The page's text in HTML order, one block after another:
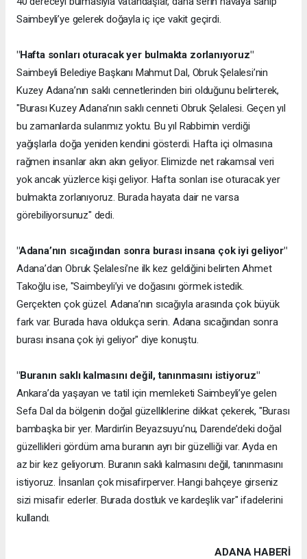
Saimbeyli’ye gelerek doğayla iç içe vakit geçirdi.
"Hafta sonları oturacak yer bulmakta zorlanıyoruz"
Saimbeyli Belediye Başkanı Mahmut Dal, Obruk Şelalesi’nin
Kuzey Adana’nın saklı cennetlerinden biri olduğunu belirterek,
"Burası Kuzey Adana’nın saklı cenneti Obruk Şelalesi. Geçen yıl
bu zamanlarda sularımız yoktu. Bu yıl Rabbimin verdiği
yağışlarla doğa yeniden kendini gösterdi. Hafta içi olmasına
rağmen insanlar akın akın geliyor. Elimizde net rakamsal veri
yok ancak yüzlerce kişi geliyor. Hafta sonları ise oturacak yer
bulmakta zorlanıyoruz. Burada hayata dair ne varsa
görebiliyorsunuz" dedi.
"Adana’nın sıcağından sonra burası insana çok iyi geliyor"
Adana’dan Obruk Şelalesi’ne ilk kez geldiğini belirten Ahmet
Takoğlu ise, "Saimbeyli’yi ve doğasını görmek istedik.
Gerçekten çok güzel. Adana’nın sıcağıyla arasında çok büyük
fark var. Burada hava oldukça serin. Adana sıcağından sonra
burası insana çok iyi geliyor" diye konuştu.
"Buranın saklı kalmasını değil, tanınmasını istiyoruz"
Ankara’da yaşayan ve tatil için memleketi Saimbeyli’ye gelen
Sefa Dal da bölgenin doğal güzelliklerine dikkat çekerek, "Burası
bambaşka bir yer. Mardin’in Beyazsuyu’nu, Darende’deki doğal
güzellikleri gördüm ama buranın ayrı bir güzelliği var. Ayda en
az bir kez geliyorum. Buranın saklı kalmasını değil, tanınmasını
istiyoruz. İnsanları çok misafirperver. Hangi bahçeye girseniz
sizi misafir ederler. Burada dostluk ve kardeşlik var" ifadelerini
kullandı.
ADANA HABERİ